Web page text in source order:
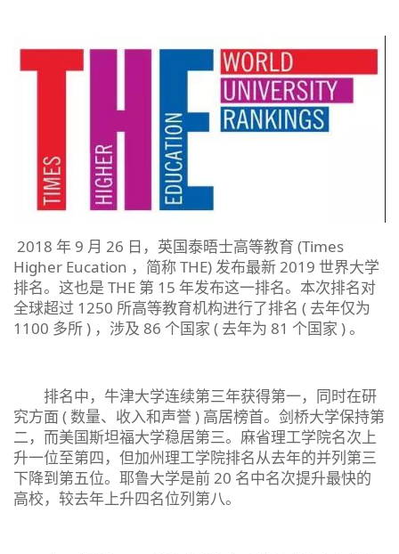
2018 年 9 月 26 日，英国泰晤士高等教育 (Times
Higher Eucation ，简称 THE) 发布最新 2019 世界大学
排名。这也是 THE 第 15 年发布这一排名。本次排名对
全球超过 1250 所高等教育机构进行了排名 ( 去年仅为
1100 多所 ) ，涉及 86 个国家 ( 去年为 81 个国家 ) 。
排名中，牛津大学连续第三年获得第一，同时在研
究方面 ( 数量、收入和声誉 ) 高居榜首。剑桥大学保持第
二，而美国斯坦福大学稳居第三。麻省理工学院名次上
升一位至第四，但加州理工学院排名从去年的并列第三
下降到第五位。耶鲁大学是前 20 名中名次提升最快的
高校，较去年上升四名位列第八。